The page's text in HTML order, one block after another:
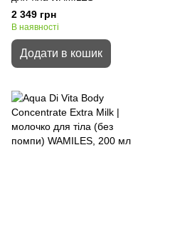
2 349 грн
В наявності
Додати в кошик